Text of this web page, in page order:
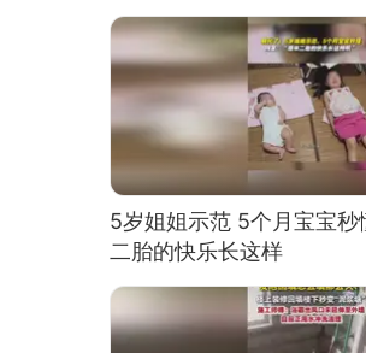
5岁姐姐示范 5个月宝宝秒
二胎的快乐长这样